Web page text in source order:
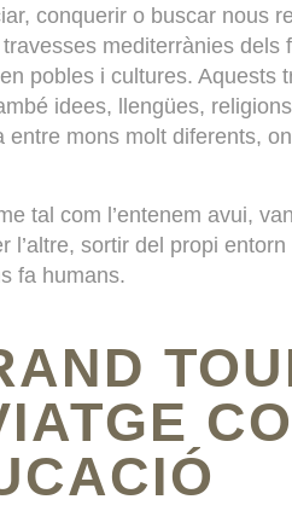
conquerir o buscar nous
mediterrànies
pobles i cultures. Aquests
idees, llengües,
entre mons molt diferents,
tal com l’entenem avui,
l’altre, sortir del propi
fa humans.